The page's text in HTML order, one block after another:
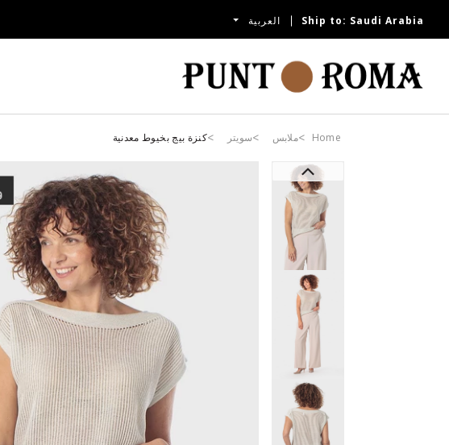
Ship to: Saudi Arabia العربية
Home ملابس سويتر كنزة بيج بخيوط معدنية